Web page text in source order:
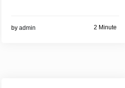
by admin 2 Minute